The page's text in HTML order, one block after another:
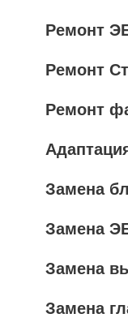
Ремонт
Ремонт
Ремонт
Замена
Замена
Замена
Замена